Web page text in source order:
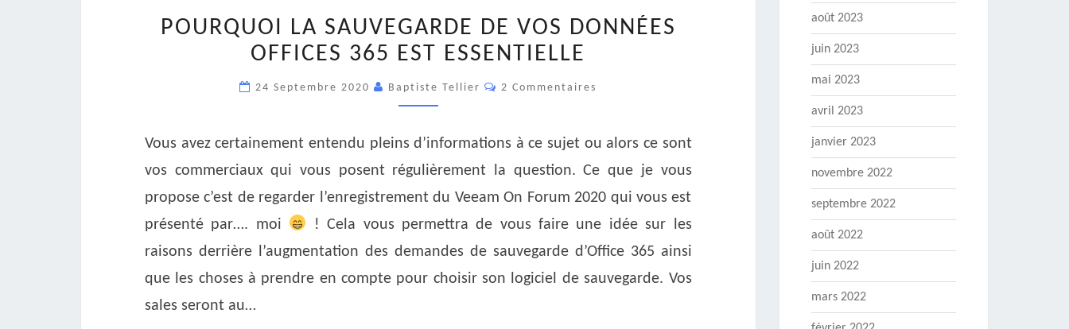
LA
SAUVEGARDE
OFFICES
365
EST
POURQUOI LA SAUVEGARDE DE VOS DONNÉES
OFFICES 365 EST ESSENTIELLE
24 Septembre 2020 Baptiste Tellier Commentaires
2 Commentaires
Vous avez certainement entendu pleins d’informations à ce sujet ou alors ce sont
vos commerciaux qui vous posent régulièrement la question. Ce que je vous
propose c’est de regarder l’enregistrement du Veeam On Forum 2020 qui vous est
présenté par…. moi
! Cela vous permettra de vous faire une idée sur les
raisons derrière l’augmentation des demandes de sauvegarde d’Office 365 ainsi
que les choses à prendre en compte pour choisir son logiciel de sauvegarde. Vos
sales seront au…
août 2023
juin 2023
mai 2023
avril 2023
janvier 2023
novembre 2022
septembre 2022
août 2022
juin 2022
mars 2022